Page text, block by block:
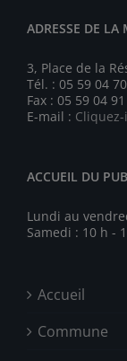
ADRESSE DE LA
3, Place de la
Tél. : 05 59 04
Fax : 05 59 04
E-mail :
ACCUEIL DU
Lundi au
Samedi : 10 h -
Accueil
Commune